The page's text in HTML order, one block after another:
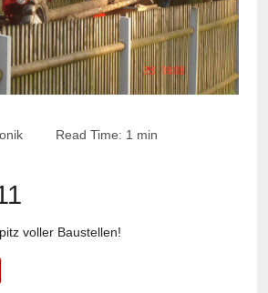
Read Time: 1 min
voller Baustellen!